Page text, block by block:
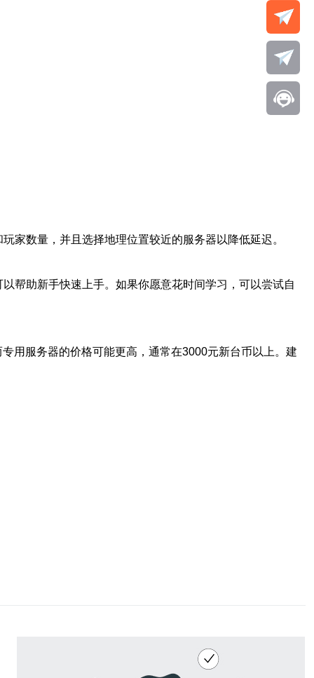
家数量，并且选择地理位置较近的服务器以降低延迟。
帮助新手快速上手。如果你愿意花时间学习，可以尝试自
用服务器的价格可能更高，通常在3000元新台币以上。建